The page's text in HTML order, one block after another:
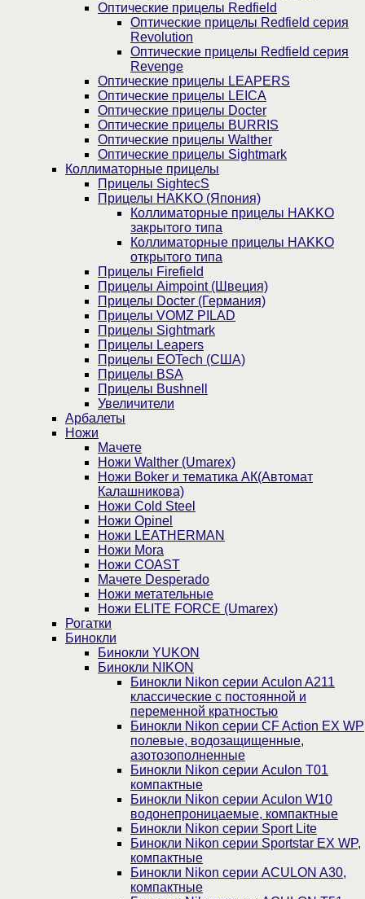
Оптические прицелы Redfield
Оптические прицелы Redfield серия
Revolution
Оптические прицелы Redfield серия
Revenge
Оптические прицелы LEAPERS
Оптические прицелы LEICA
Оптические прицелы Docter
Оптические прицелы BURRIS
Оптические прицелы Walther
Оптические прицелы Sightmark
Коллиматорные прицелы
Прицелы SightecS
Прицелы HAKKO (Япония)
Коллиматорные прицелы HAKKO
закрытого типа
Коллиматорные прицелы HAKKO
открытого типа
Прицелы Firefield
Прицелы Aimpoint (Швеция)
Прицелы Docter (Германия)
Прицелы VOMZ PILAD
Прицелы Sightmark
Прицелы Leapers
Прицелы EOTech (США)
Прицелы BSA
Прицелы Bushnell
Увеличители
Арбалеты
Ножи
Мачете
Ножи Walther (Umarex)
Ножи Boker и тематика АК(Автомат
Калашникова)
Ножи Cold Steel
Ножи Opinel
Ножи LEATHERMAN
Ножи Mora
Ножи COAST
Мачете Desperado
Ножи метательные
Ножи ELITE FORCE (Umarex)
Рогатки
Бинокли
Бинокли YUKON
Бинокли NIKON
Бинокли Nikon серии Aculon A211
классические с постоянной и
переменной кратностью
Бинокли Nikon серии СF Action EX WP
полевые, водозащищенные,
азотозополненные
Бинокли Nikon серии Aculon T01
компактные
Бинокли Nikon серии Aculon W10
водонепроницаемые, компактные
Бинокли Nikon серии Sport Lite
Бинокли Nikon серии Sportstar EX WP,
компактные
Бинокли Nikon серии ACULON A30,
компактные